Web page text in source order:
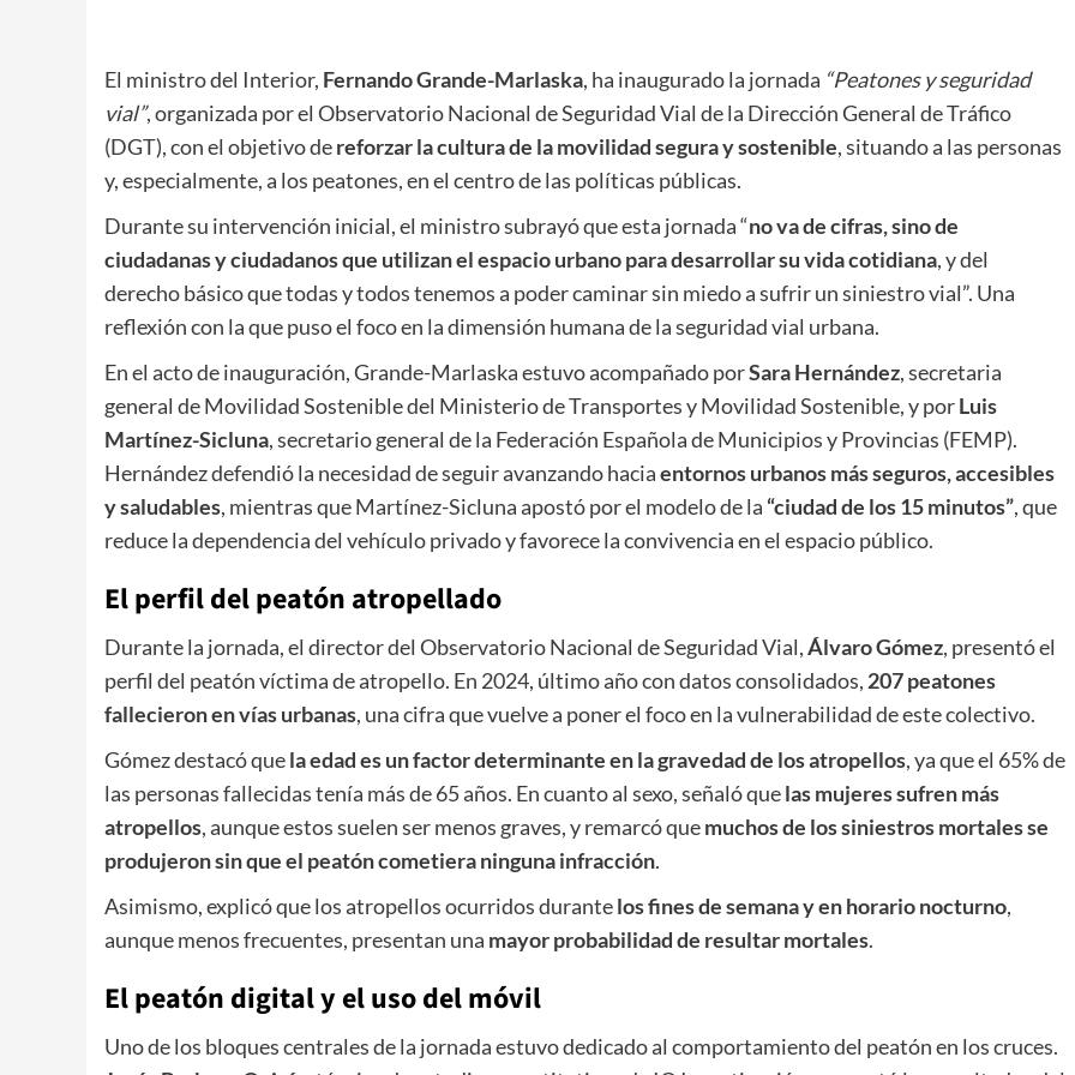
El ministro del Interior, Fernando Grande-Marlaska, ha inaugurado la jornada “Peatones y seguridad
vial”, organizada por el Observatorio Nacional de Seguridad Vial de la Dirección General de Tráfico
(DGT), con el objetivo dereforzar la cultura de la movilidad segura y sostenible, situando a las personas
y, especialmente, a los peatones, en el centro de las políticas públicas.
Durante su intervención inicial, el ministro subrayó que esta jornada “no va de cifras, sino de
ciudadanas y ciudadanos que utilizan el espacio urbano para desarrollar su vida cotidiana, y del
derecho básico que todas y todos tenemos a poder caminar sin miedo a sufrir un siniestro vial”. Una
reflexión con la que puso el foco en la dimensión humana de la seguridad vial urbana.
En el acto de inauguración, Grande-Marlaska estuvo acompañado porSara Hernández, secretaria
general de Movilidad Sostenible del Ministerio de Transportes y Movilidad Sostenible, y porLuis
Martínez-Sicluna, secretario general de la Federación Española de Municipios y Provincias (FEMP).
Hernández defendió la necesidad de seguir avanzando haciaentornos urbanos más seguros, accesibles
y saludables, mientras que Martínez-Sicluna apostó por el modelo de la “ciudad de los 15 minutos”, que
reduce la dependencia del vehículo privado y favorece la convivencia en el espacio público.
El perfil del peatón atropellado
Durante la jornada, el director del Observatorio Nacional de Seguridad Vial,Álvaro Gómez, presentó el
perfil del peatón víctima de atropello. En 2024, último año con datos consolidados,207 peatones
fallecieron en vías urbanas, una cifra que vuelve a poner el foco en la vulnerabilidad de este colectivo.
Gómez destacó quela edad es un factor determinante en la gravedad de los atropellos, ya que el 65% de
las personas fallecidas tenía más de 65 años. En cuanto al sexo, señaló quelas mujeres sufren más
atropellos, aunque estos suelen ser menos graves, y remarcó quemuchos de los siniestros mortales se
produjeron sin que el peatón cometiera ninguna infracción.
Asimismo, explicó que los atropellos ocurridos durantelos fines de semana y en horario nocturno,
aunque menos frecuentes, presentan una mayor probabilidad de resultar mortales.
El peatón digital y el uso del móvil
Uno de los bloques centrales de la jornada estuvo dedicado al comportamiento del peatón en los cruces.